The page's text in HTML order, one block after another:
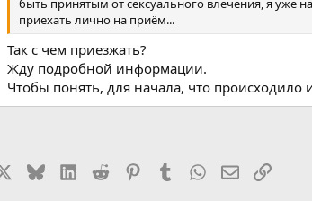
приехать лично на приём...
Так с чем приезжать?
Жду подробной информации.
Чтобы понять, для начала, что происходило
BlueskyLinkedInReddit PinterestTumblrWhatsAppСсылка